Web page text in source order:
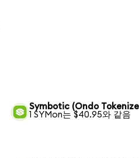
Symbotic (Ondo
1 SYMon는 $40.95와 같음